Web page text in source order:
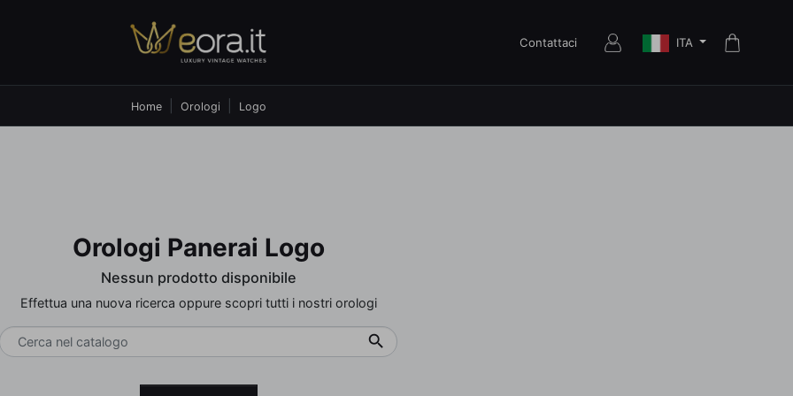
Contattaci ITA
Home Orologi Logo
Orologi Panerai Logo
Nessun prodotto disponibile
Effettua una nuova ricerca oppure scopri tutti i nostri orologi
